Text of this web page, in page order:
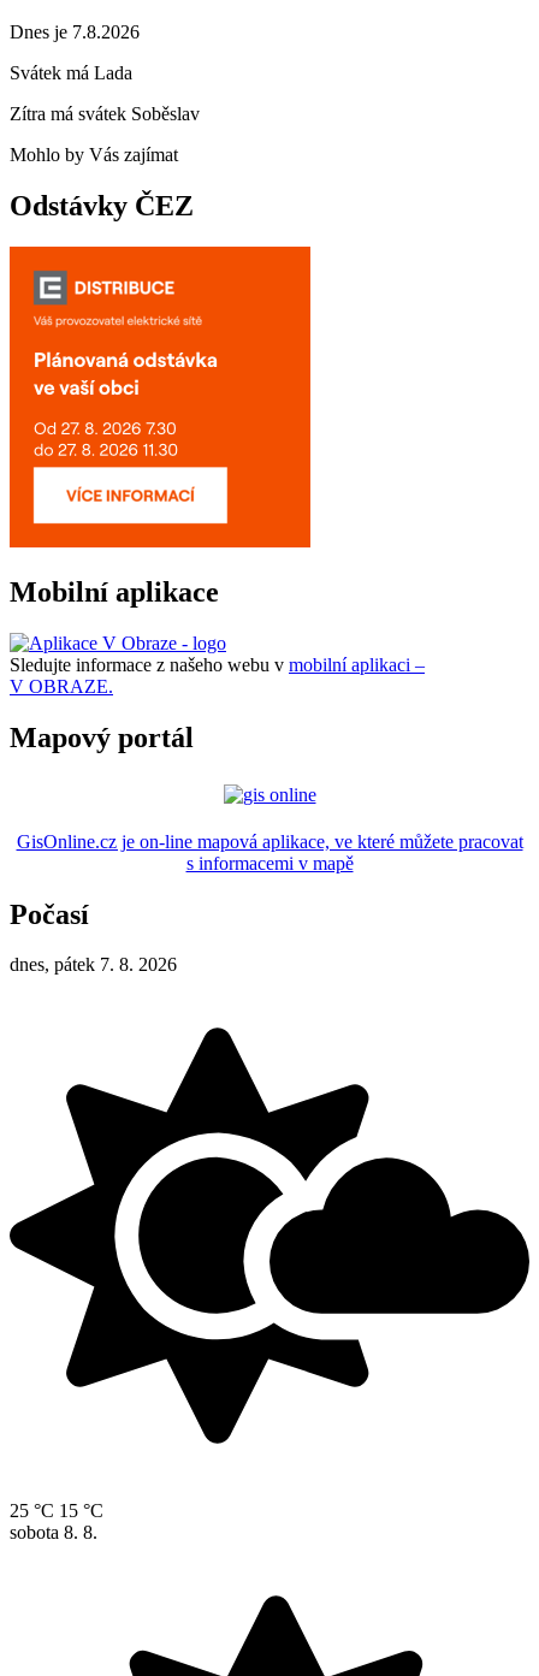
Dnes je 7.8.2026
Svátek má Lada
Zítra má svátek Soběslav
Mohlo by Vás zajímat
Odstávky ČEZ
Mobilní aplikace
Sledujte informace z našeho webu v mobilní aplikaci –
V OBRAZE.
Mapový portál
GisOnline.cz je on-line mapová aplikace, ve které můžete pracovat
s informacemi v mapě
Počasí
dnes, pátek 7. 8. 2026
25 °C 15 °C
sobota 8. 8.